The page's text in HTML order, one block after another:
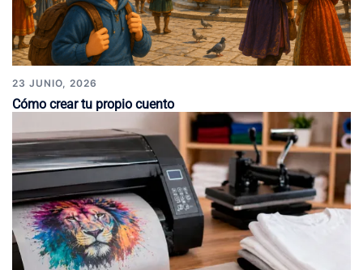
23 JUNIO, 2026
Cómo crear tu propio cuento